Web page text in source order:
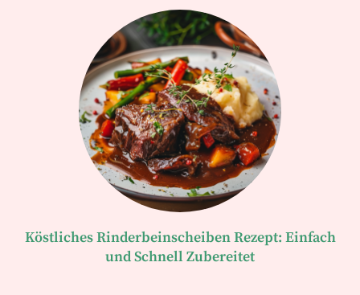
Köstliches Rinderbeinscheiben Rezept: Einfach
und Schnell Zubereitet